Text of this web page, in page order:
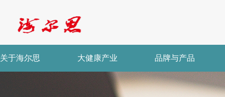
关于海尔思 大健康产业 品牌与产品